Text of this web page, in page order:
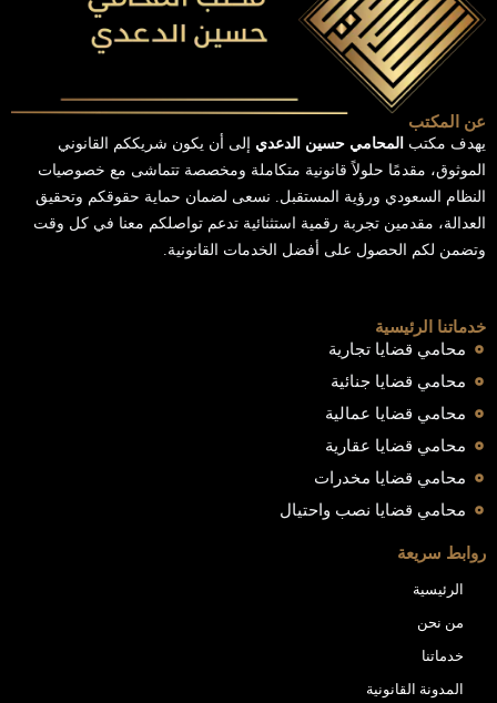
عن المكتب
يهدف مكتب المحامي حسين الدعدي إلى أن يكون شريككم القانوني
الموثوق، مقدمًا حلولاً قانونية متكاملة ومخصصة تتماشى مع خصوصيات
النظام السعودي ورؤية المستقبل. نسعى لضمان حماية حقوقكم وتحقيق
العدالة، مقدمين تجربة رقمية استثنائية تدعم تواصلكم معنا في كل وقت
وتضمن لكم الحصول على أفضل الخدمات القانونية.
خدماتنا الرئيسية
محامي قضايا تجارية
محامي قضايا جنائية
محامي قضايا عمالية
محامي قضايا عقارية
محامي قضايا مخدرات
محامي قضايا نصب واحتيال
روابط سريعة
الرئيسية
من نحن
خدماتنا
المدونة القانونية